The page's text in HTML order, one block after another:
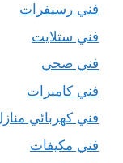
فني رسيفرات
فني ستلايت
فني صحي
فني كاميرات
فني كهربائي
فني مكيفات